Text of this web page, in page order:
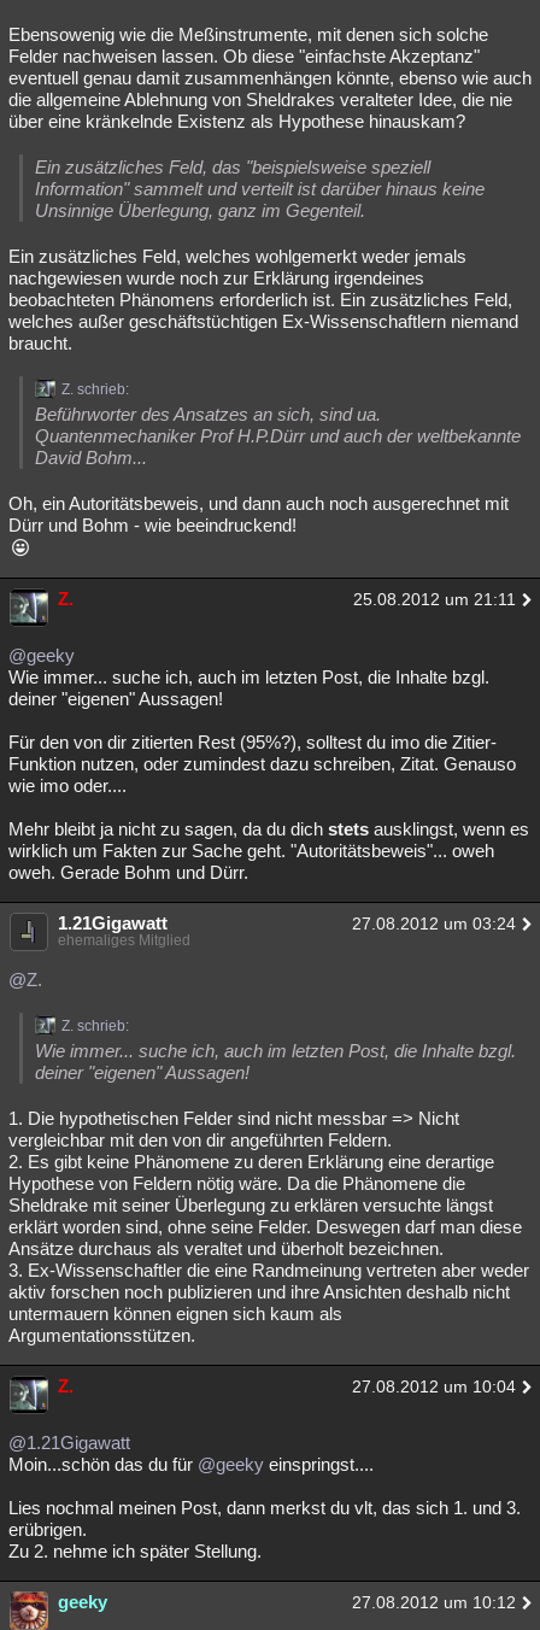
Ebensowenig wie die Meßinstrumente, mit denen sich solche
Felder nachweisen lassen. Ob diese "einfachste Akzeptanz"
eventuell genau damit zusammenhängen könnte, ebenso wie auch
die allgemeine Ablehnung von Sheldrakes veralteter Idee, die nie
über eine kränkelnde Existenz als Hypothese hinauskam?
Ein zusätzliches Feld, das "beispielsweise speziell
Information" sammelt und verteilt ist darüber hinaus keine
Unsinnige Überlegung, ganz im Gegenteil.
Ein zusätzliches Feld, welches wohlgemerkt weder jemals
nachgewiesen wurde noch zur Erklärung irgendeines
beobachteten Phänomens erforderlich ist. Ein zusätzliches Feld,
welches außer geschäftstüchtigen Ex-Wissenschaftlern niemand
braucht.
Z. schrieb:
Beführworter des Ansatzes an sich, sind ua.
Quantenmechaniker Prof H.P.Dürr und auch der weltbekannte
David Bohm...
Oh, ein Autoritätsbeweis, und dann auch noch ausgerechnet mit
Dürr und Bohm - wie beeindruckend!
Z. 25.08.2012 um 21:11
@geeky
Wie immer... suche ich, auch im letzten Post, die Inhalte bzgl.
deiner "eigenen" Aussagen!
Für den von dir zitierten Rest (95%?), solltest du imo die Zitier-
Funktion nutzen, oder zumindest dazu schreiben, Zitat. Genauso
wie imo oder....
Mehr bleibt ja nicht zu sagen, da du dich stets ausklingst, wenn es
wirklich um Fakten zur Sache geht. "Autoritätsbeweis"... oweh
oweh. Gerade Bohm und Dürr.
1.21Gigawatt 27.08.2012 um 03:24
ehemaliges Mitglied
@Z.
Z. schrieb:
Wie immer... suche ich, auch im letzten Post, die Inhalte bzgl.
deiner "eigenen" Aussagen!
1. Die hypothetischen Felder sind nicht messbar => Nicht
vergleichbar mit den von dir angeführten Feldern.
2. Es gibt keine Phänomene zu deren Erklärung eine derartige
Hypothese von Feldern nötig wäre. Da die Phänomene die
Sheldrake mit seiner Überlegung zu erklären versuchte längst
erklärt worden sind, ohne seine Felder. Deswegen darf man diese
Ansätze durchaus als veraltet und überholt bezeichnen.
3. Ex-Wissenschaftler die eine Randmeinung vertreten aber weder
aktiv forschen noch publizieren und ihre Ansichten deshalb nicht
untermauern können eignen sich kaum als
Argumentationsstützen.
Z. 27.08.2012 um 10:04
@1.21Gigawatt
Moin...schön das du für @geeky einspringst....
Lies nochmal meinen Post, dann merkst du vlt, das sich 1. und 3.
erübrigen.
Zu 2. nehme ich später Stellung.
geeky 27.08.2012 um 10:12